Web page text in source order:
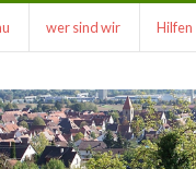
wer sind wir Hilfen